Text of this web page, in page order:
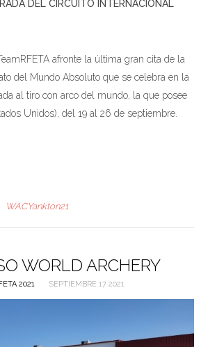
DEL CIRCUITO INTERNACIONAL
afronte la última gran cita de la
del Mundo Absoluto que se celebra en la
al tiro con arco del mundo, la que posee
Unidos), del 19 al 26 de septiembre.
WACYankton21
WORLD ARCHERY
2021 SEPTIEMBRE 17 2021